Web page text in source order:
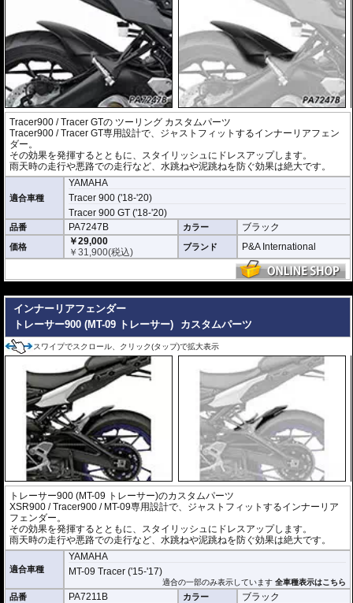
Tracer900 / Tracer GTの ツーリング カスタムパーツ
Tracer900 / Tracer GT専用設計で、ジャストフィットするインナーリアフェン
ダー。
その効果を発揮するとともに、スタイリッシュにドレスアップします。
雨天時の走行や悪路での走行など、水跳ねや泥跳ねを防ぐ効果は絶大です。
適合車種
YAMAHA
Tracer 900 ('18-'20)
Tracer 900 GT ('18-'20)
品番 PA7247B カラー ブラック
価格
￥29,000
￥31,900(税込) ブランド P&A International
インナーリアフェンダー
トレーサー900 (MT-09 トレーサー)
カスタムパーツ
スワイプでスクロール、クリック(タップ)で拡大表示
トレーサー900 (MT-09 トレーサー)のカスタムパーツ
XSR900 / Tracer900 / MT-09専用設計で、ジャストフィットするインナーリア
フェンダー。
その効果を発揮するとともに、スタイリッシュにドレスアップします。
雨天時の走行や悪路での走行など、水跳ねや泥跳ねを防ぐ効果は絶大です。
適合車種
YAMAHA
MT-09 Tracer ('15-'17)
適合の一部のみ表示しています全車種表示はこちら
品番 PA7211B カラー ブラック